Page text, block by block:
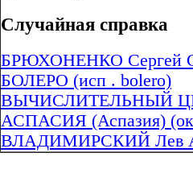
Случайная справка
БРЮХОНЕНКО Сергей
БОЛЕРО (исп . bolero)
ВЫЧИСЛИТЕЛЬНЫЙ
АСПАСИЯ (Аспазия) (ок
ВЛАДИМИРСКИЙ Лев